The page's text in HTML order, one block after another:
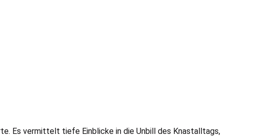
Es vermittelt tiefe Einblicke in die Unbill des Knastalltags,